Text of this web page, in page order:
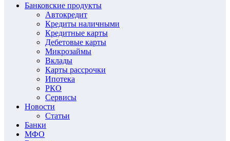
Банковские продукты
Автокредит
Кредиты наличными
Кредитные карты
Дебетовые карты
Микрозаймы
Вклады
Карты рассрочки
Ипотека
РКО
Сервисы
Новости
Статьи
Банки
МФО